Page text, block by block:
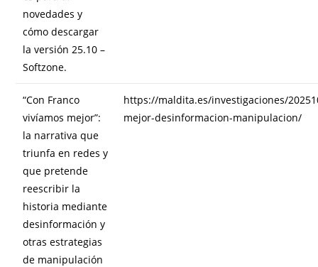
novedades y
cómo descargar
la versión 25.10 –
Softzone.
“Con Franco
vivíamos mejor”:
la narrativa que
triunfa en redes y
que pretende
reescribir la
historia mediante
desinformación y
otras estrategias
de manipulación
https://maldita.es/investigaciones/
mejor-desinformacion-manipulacion/